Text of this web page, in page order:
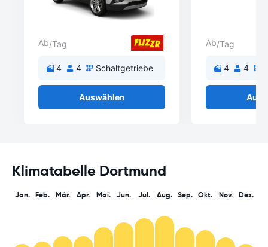
Ab/Tag
4 4 Schaltgetriebe
Auswählen
Ab/Tag
4 4
Klimatabelle Dortmund
Jan. Feb. Mär. Apr. Mai. Jun. Jul. Aug. Sep. Okt. Nov. Dez.